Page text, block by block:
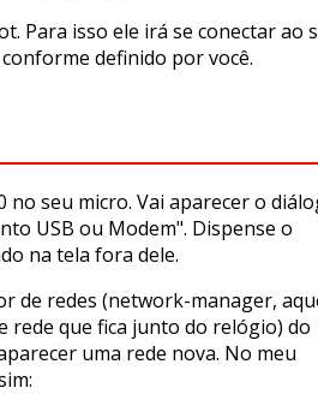
Para isso ele irá se conectar ao
definido por você.
no seu micro. Vai aparecer o
USB ou Modem". Dispense o
na tela fora dele.
de redes (network-manager,
rede que fica junto do relógio) do
uma rede nova. No meu